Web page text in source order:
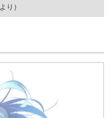
より）